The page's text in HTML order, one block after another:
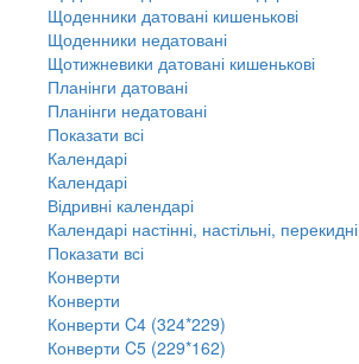
Щоденники датовані кишенькові
Щоденники недатовані
Щотижневики датовані кишенькові
Планінги датовані
Планінги недатовані
Показати всі
Календарі
Календарі
Відривні календарі
Календарі настінні, настільні, перекидні
Показати всі
Конверти
Конверти
Конверти C4 (324*229)
Конверти C5 (229*162)